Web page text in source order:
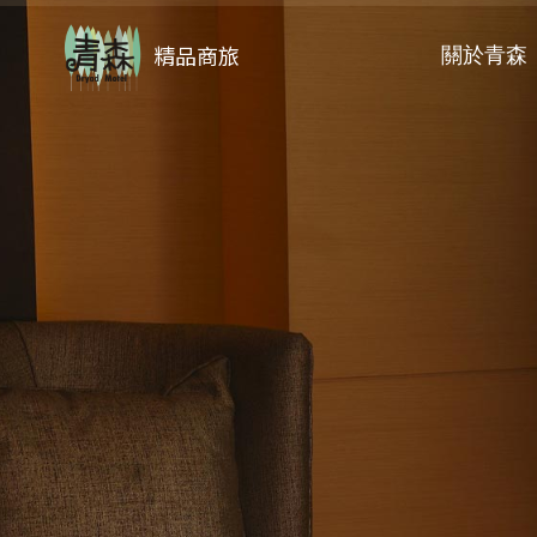
精品商旅 關於青森